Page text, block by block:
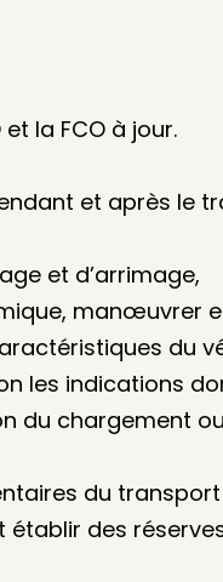
la FCO à jour.
et après le
et d’arrimage,
manœuvrer
du
les indications
du chargement ou
du
des